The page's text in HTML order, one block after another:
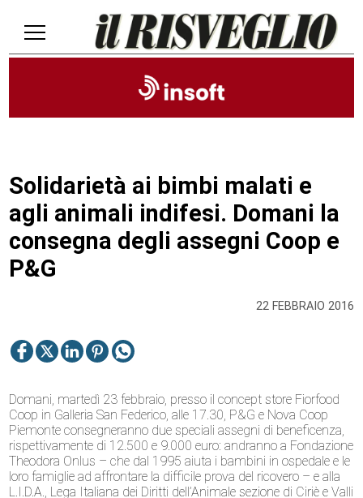
22 FEBBRAIO 2016
Solidarietà ai bimbi malati e
agli animali indifesi. Domani la
consegna degli assegni Coop e
P&G
Domani, martedì 23 febbraio, presso il concept store Fiorfood
Coop in Galleria San Federico, alle 17.30, P&G e Nova Coop
Piemonte consegneranno due speciali assegni di beneficenza,
rispettivamente di 12.500 e 9.000 euro: andranno a Fondazione
Theodora Onlus – che dal 1995 aiuta i bambini in ospedale e le
loro famiglie ad affrontare la difficile prova del ricovero – e alla
L.I.D.A., Lega Italiana dei Diritti dell’Animale sezione di Ciriè e Valli